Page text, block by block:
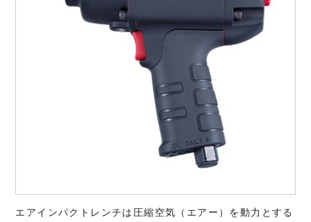
エアインパクトレンチは圧縮空気（エアー）を動力とする